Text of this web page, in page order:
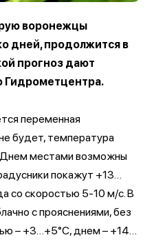
воронежцы
дней, продолжится в
прогноз дают
Гидрометцентра.
переменная
будет, температура
Днем местами возможны
покажут +13…
со скоростью 5-10 м/с. В
с прояснениями, без
– +3…+5°С, днем – +14…